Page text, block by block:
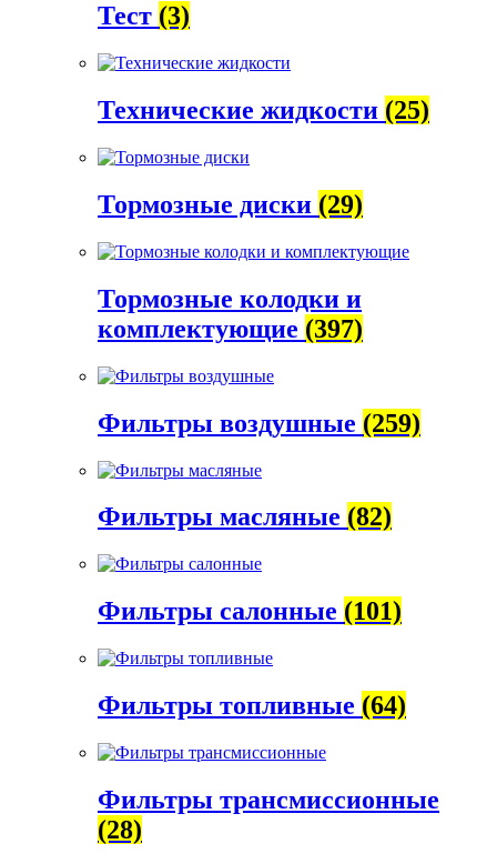
Тест (3)
Технические жидкости (25)
Тормозные диски (29)
Тормозные колодки и
комплектующие (397)
Фильтры воздушные (259)
Фильтры масляные (82)
Фильтры салонные (101)
Фильтры топливные (64)
Фильтры трансмиссионные
(28)